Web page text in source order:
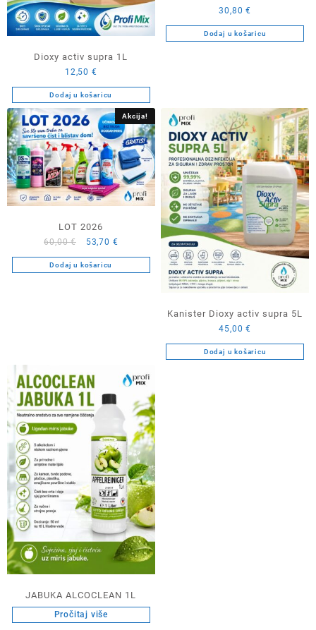
Dioxy activ supra 1L
12,50 €
Dodaj u košaricu
30,80€
Dodaj u košaricu
Akcija!
LOT 2026
60,00€
Izvorna
cijena
bila
53,70 €
cijena
je:
Dodaj u košaricu
Kanister Dioxy activ supra 5L
45,00€
Dodaj u košaricu
JABUKA ALCOCLEAN 1L
Pročitaj više